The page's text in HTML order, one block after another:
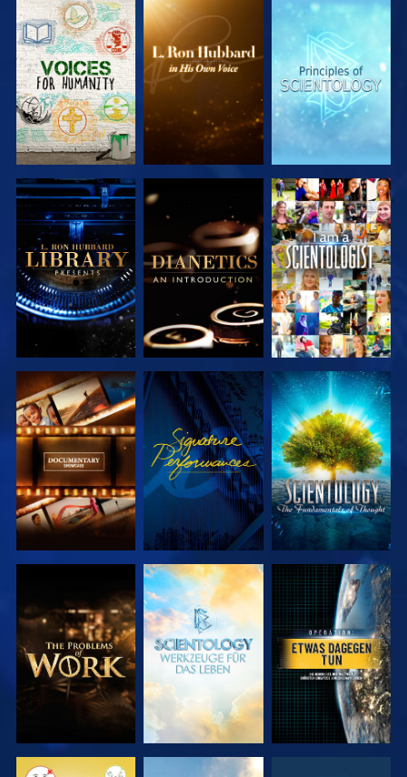
SERIE
ENTDECKEN
SERIE
ENTDECKEN
SERIE
ENTDECKEN
SERIE
ENTDECKEN
SERIE
ENTDECKEN
ANSEHEN
SERIE
ENTDECKEN
ANSEHEN
SERIE
ENTDECKEN
SERIE
ENTDECKEN
SERIE
ENTDECKEN
ANSEHEN